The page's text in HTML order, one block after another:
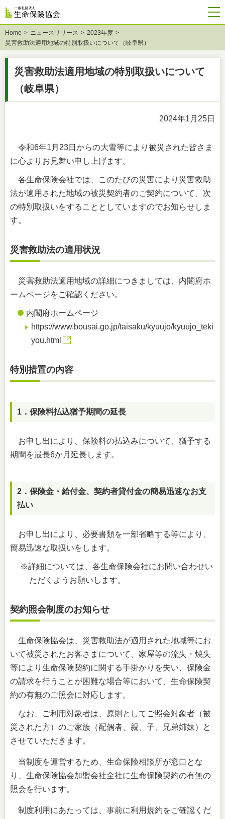
Home ニュースリリース
2023年度
災害救助法適用地域の特別取扱いについて（岐阜県）
災害救助法適用地域の特別取扱いについて
（岐阜県）
2024年1月25日
令和6年1月23日からの大雪等により被災された皆さま
に心よりお見舞い申し上げます。
各生命保険会社では、このたびの災害により災害救助
法が適用された地域の被災契約者のご契約について、次
の特別取扱いをすることとしていますのでお知らせしま
す。
災害救助法の適用状況
災害救助法適用地域の詳細につきましては、内閣府ホ
ームページをご確認ください。
内閣府ホームページ
https://www.bousai.go.jp/taisaku/kyuujo/kyuujo_teki
you.html
特別措置の内容
1．保険料払込猶予期間の延長
お申し出により、保険料の払込みについて、猶予する
期間を最長6か月延長します。
2．保険金・給付金、契約者貸付金の簡易迅速なお支
払い
お申し出により、必要書類を一部省略する等により、
簡易迅速な取扱いをします。
※詳細については、各生命保険会社にお問い合わせい
ただくようお願いします。
契約照会制度のお知らせ
生命保険協会は、災害救助法が適用された地域等にお
いて被災されたお客さまについて、家屋等の流失・焼失
等により生命保険契約に関する手掛かりを失い、保険金
の請求を行うことが困難な場合等において、生命保険契
約の有無のご照会に対応します。
なお、ご利用対象者は、原則としてご照会対象者（被
災された方）のご家族（配偶者、親、子、兄弟姉妹）と
させていただきます。
当制度を運営するため、生命保険相談所が窓口とな
り、生命保険協会加盟会社全社に生命保険契約の有無の
照会を行います。
制度利用にあたっては、事前に利用規約をご確認くだ